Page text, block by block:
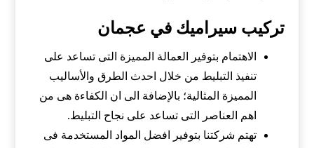
تركيب سيراميك في عجمان
الاهتمام بتوفير العمالة المميزة التى تساعد على
تنفيذ التبليط من خلال احدث الطرق والأساليب
المميزة المثالية؛ بالإضافة الى ان الكفاءة هى من
اهم العناصر التى تساعد على نجاح التبليط.
تهتم شركتنا بتوفير افضل المواد المستخدمة فى